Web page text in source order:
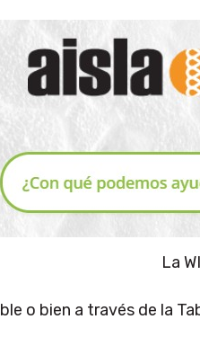
La
o bien a través de la